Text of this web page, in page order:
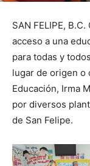
SAN FELIPE,
acceso a una
para todas y
lugar de origen o
Educación, Irma
por diversos
de San Felipe.